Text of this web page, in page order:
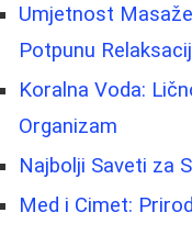
Umjetnost
Potpunu
Koralna Voda:
Organizam
Najbolji Saveti za
Med i Cimet: